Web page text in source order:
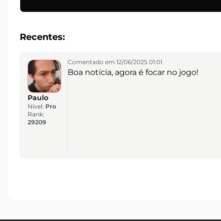
Recentes:
Paulo
Nível: Pro
Rank:
29209
Comentado em 12/06/2025 01:01
Boa notícia, agora é focar no jogo!